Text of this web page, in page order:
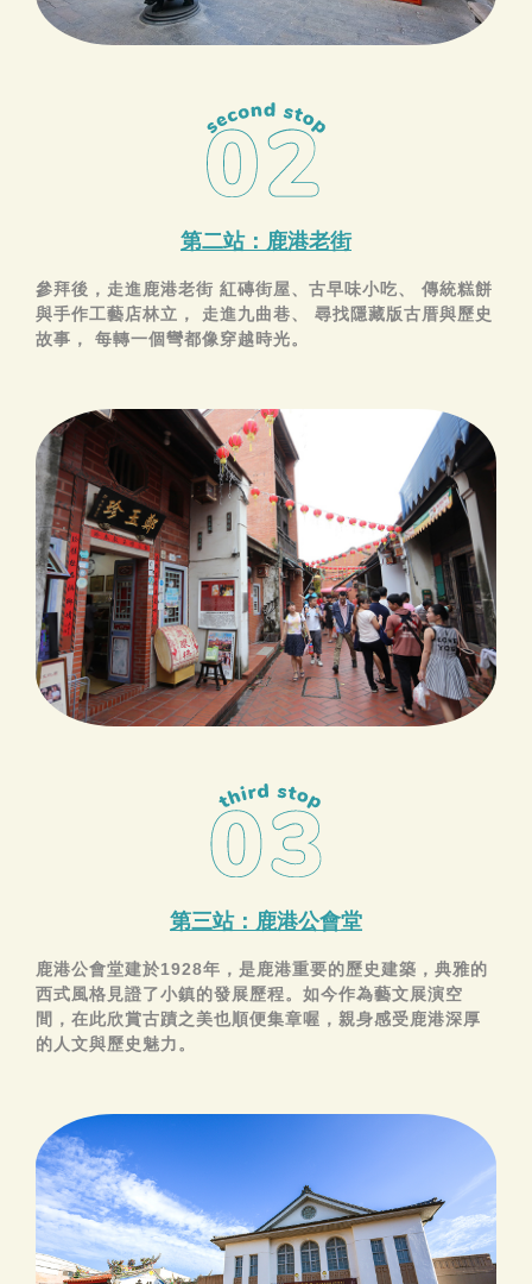
第二站：鹿港老街
參拜後，走進鹿港老街 紅磚街屋、古早味小吃、 傳統糕餅
與手作工藝店林立， 走進九曲巷、 尋找隱藏版古厝與歷史
故事， 每轉一個彎都像穿越時光。
第三站：鹿港公會堂
鹿港公會堂建於1928年，是鹿港重要的歷史建築，典雅的
西式風格見證了小鎮的發展歷程。如今作為藝文展演空
間，在此欣賞古蹟之美也順便集章喔，親身感受鹿港深厚
的人文與歷史魅力。